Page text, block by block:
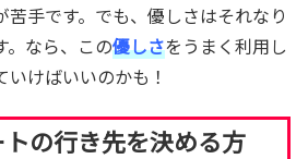
苦手です。でも、優しさはそれなり
。なら、この優しさをうまく利用し
けばいいのかも！
の行き先を決める方